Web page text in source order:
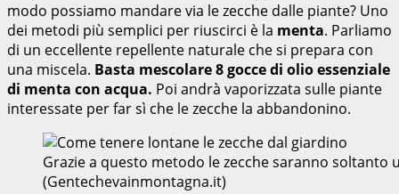
modo possiamo mandare via le zecche dalle piante? Uno
dei metodi più semplici per riuscirci è la menta. Parliamo
di un eccellente repellente naturale che si prepara con
una miscela. Basta mescolare 8 gocce di olio essenziale
di menta con acqua. Poi andrà vaporizzata sulle piante
interessate per far sì che le zecche la abbandonino.
Grazie a questo metodo le zecche saranno soltanto
(Gentechevainmontagna.it)